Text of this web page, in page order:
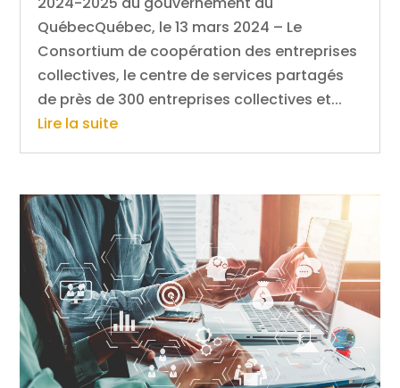
QuébecQuébec, le 13 mars 2024 – Le
Consortium de coopération des entreprises
collectives, le centre de services partagés
de près de 300 entreprises collectives et...
Lire la suite